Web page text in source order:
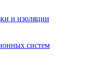
и изоляции
систем